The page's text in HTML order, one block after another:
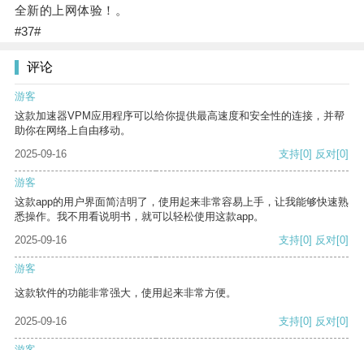
全新的上网体验！。
#37#
评论
游客
这款加速器VPM应用程序可以给你提供最高速度和安全性的连接，并帮
助你在网络上自由移动。
2025-09-16
支持[0] 反对[0]
游客
这款app的用户界面简洁明了，使用起来非常容易上手，让我能够快速熟
悉操作。我不用看说明书，就可以轻松使用这款app。
2025-09-16
支持[0] 反对[0]
游客
这款软件的功能非常强大，使用起来非常方便。
2025-09-16 支持[0] 反对[0]